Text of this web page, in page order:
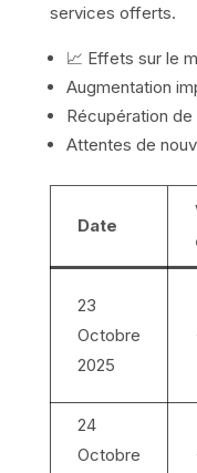
services offerts.
📈 Effets sur le
Augmentation
Récupération
Attentes de
Date
23
Octobre
2025
24
Octobre